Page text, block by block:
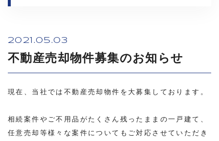
2021.05.03
不動産売却物件募集のお知らせ
現在、当社では不動産売却物件を大募集しております。
相続案件やご不用品がたくさん残ったままの一戸建て、
任意売却等様々な案件についてもご対応させていただき